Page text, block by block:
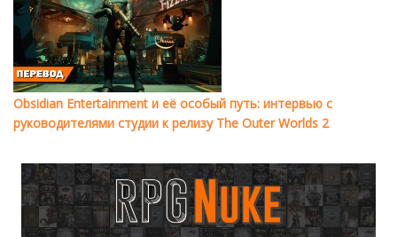
Obsidian Entertainment и её особый путь: интервью с
руководителями студии к релизу The Outer Worlds 2